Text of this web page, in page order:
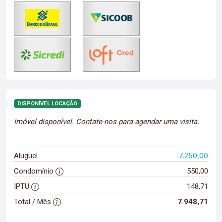
DISPONÍVEL LOCAÇÃO
Imóvel disponível. Contate-nos para agendar uma visita.
Aluguel 7.250,00
Condomínio
550,00
IPTU
148,71
Total / Mês
7.948,71